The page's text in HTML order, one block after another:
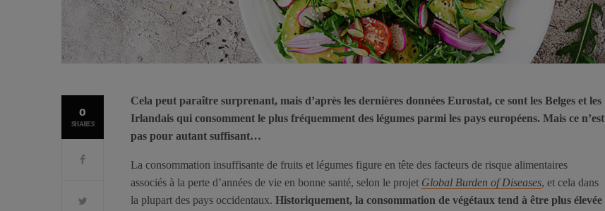
0
SHARES
Cela peut paraître surprenant, mais d’après les dernières données Eurostat, ce sont les Belges et les
Irlandais qui consomment le plus fréquemment des légumes parmi les pays européens. Mais ce n’est
pas pour autant suffisant…
La consommation insuffisante de fruits et légumes figure en tête des facteurs de risque alimentaires
associés à la perte d’années de vie en bonne santé, selon le projet Global Burden of Diseases, et cela dans
la plupart des pays occidentaux. Historiquement, la consommation de végétaux tend à être plus élevée